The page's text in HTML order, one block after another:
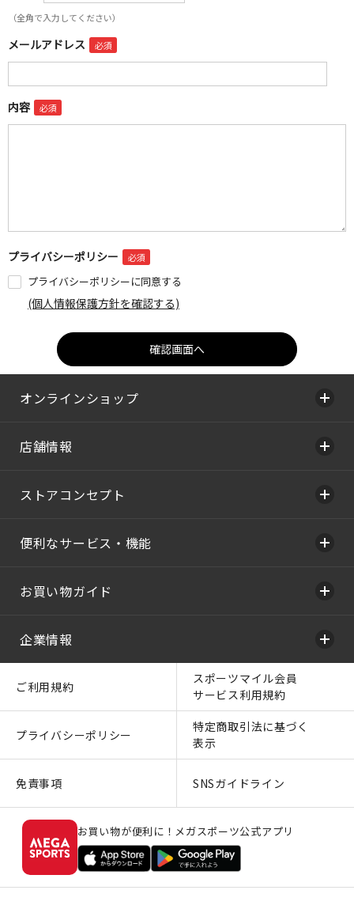
（全角で入力してください）
メールアドレス
内容
プライバシーポリシー
プライバシーポリシーに同意する
(個人情報保護方針を確認する)
オンラインショップ
店舗情報
ストアコンセプト
便利なサービス・機能
お買い物ガイド
企業情報
ご利用規約
スポーツマイル会員
サービス利用規約
プライバシーポリシー
特定商取引法に基づく
表示
免責事項 SNSガイドライン
お買い物が便利に！メガスポーツ公式アプリ